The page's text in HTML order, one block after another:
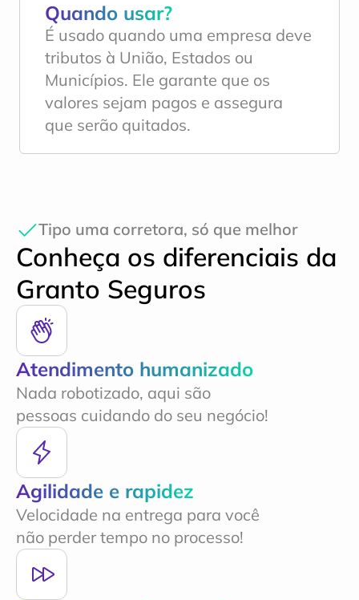
Quando usar?
É usado quando uma empresa deve
tributos à União, Estados ou
Municípios. Ele garante que os
valores sejam pagos e assegura
que serão quitados.
Tipo uma corretora, só que melhor
Conheça os diferenciais da
Granto Seguros
Atendimento humanizado
Nada robotizado, aqui são
pessoas cuidando do seu negócio!
Agilidade e rapidez
Velocidade na entrega para você
não perder tempo no processo!